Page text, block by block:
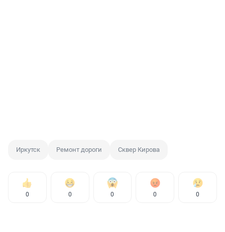
Иркутск Ремонт дороги Сквер Кирова
0 0 0 0 0